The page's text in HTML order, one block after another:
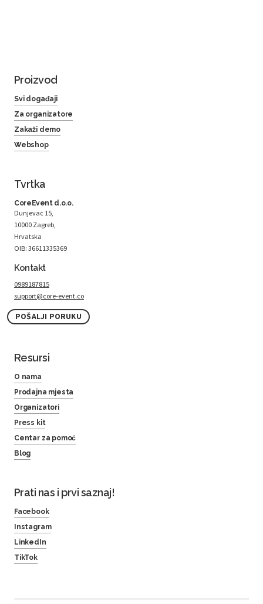
Proizvod
Svi događaji
Za organizatore
Zakaži demo
Webshop
Tvrtka
CoreEvent d.o.o.
Dunjevac 15,
10000 Zagreb,
Hrvatska
OIB: 36611335369
Kontakt
0989187815
support@core-event.co
POŠALJI PORUKU
Resursi
O nama
Prodajna mjesta
Organizatori
Press kit
Centar za pomoć
Blog
Prati nas i prvi saznaj!
Facebook
Instagram
LinkedIn
TikTok